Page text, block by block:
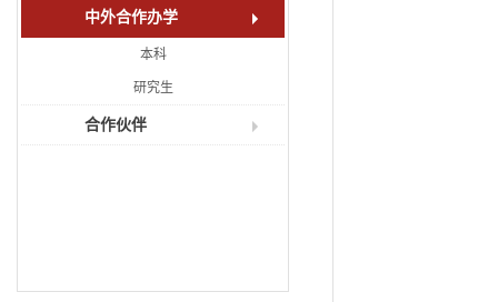
中外合作办学
本科
研究生
合作伙伴